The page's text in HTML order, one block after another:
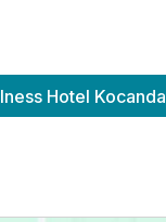
Hotel Kocanda